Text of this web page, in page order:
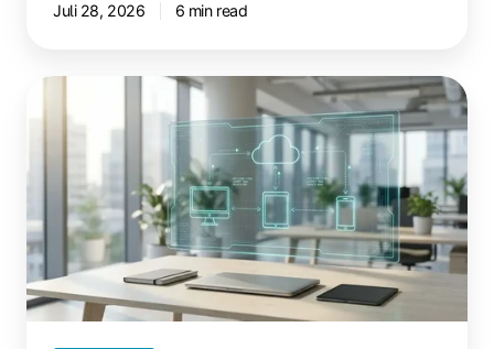
Juli 28, 2026 6 min read
Cloud
rendering
funktioniert:
technische
Erklärung